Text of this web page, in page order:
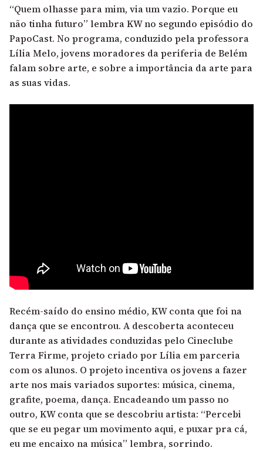
“Quem olhasse para mim, via um vazio. Porque eu
não tinha futuro” lembra KW no segundo episódio do
PapoCast. No programa, conduzido pela professora
Lília Melo, jovens moradores da periferia de Belém
falam sobre arte, e sobre a importância da arte para
as suas vidas.
Recém-saído do ensino médio, KW conta que foi na
dança que se encontrou. A descoberta aconteceu
durante as atividades conduzidas pelo Cineclube
Terra Firme, projeto criado por Lília em parceria
com os alunos. O projeto incentiva os jovens a fazer
arte nos mais variados suportes: música, cinema,
grafite, poema, dança. Encadeando um passo no
outro, KW conta que se descobriu artista: “Percebi
que se eu pegar um movimento aqui, e puxar pra cá,
eu me encaixo na música” lembra, sorrindo.